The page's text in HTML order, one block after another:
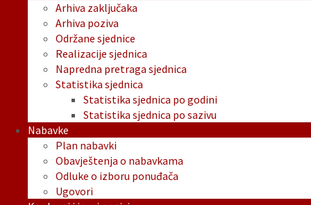
Arhiva zaključaka
Arhiva poziva
Održane sjednice
Realizacije sjednica
Napredna pretraga sjednica
Statistika sjednica
Statistika sjednica po godini
Statistika sjednica po sazivu
Nabavke
Plan nabavki
Obavještenja o nabavkama
Odluke o izboru ponuđača
Ugovori